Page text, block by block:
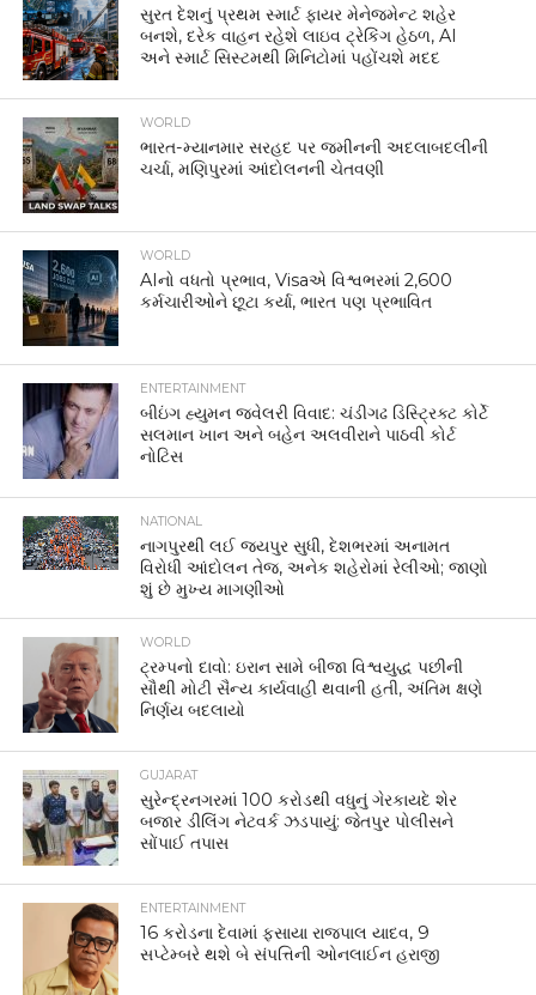
સુરત દેશનું પ્રથમ સ્માર્ટ ફાયર મેનેજમેન્ટ શહેર
બનશે, દરેક વાહન રહેશે લાઇવ ટ્રેકિંગ હેઠળ, AI
અને સ્માર્ટ સિસ્ટમથી મિનિટોમાં પહોંચશે મદદ
WORLD
ભારત-મ્યાનમાર સરહદ પર જમીનની અદલાબદલીની
ચર્ચા, મણિપુરમાં આંદોલનની ચેતવણી
WORLD
AIનો વધતો પ્રભાવ, Visaએ વિશ્વભરમાં 2,600
કર્મચારીઓને છૂટા કર્યા, ભારત પણ પ્રભાવિત
ENTERTAINMENT
બીઇંગ હ્યુમન જ્વેલરી વિવાદ: ચંડીગઢ ડિસ્ટ્રિક્ટ કોર્ટે
સલમાન ખાન અને બહેન અલવીરાને પાઠવી કોર્ટ
નોટિસ
NATIONAL
નાગપુરથી લઈ જયપુર સુધી, દેશભરમાં અનામત
વિરોધી આંદોલન તેજ, અનેક શહેરોમાં રેલીઓ; જાણો
શું છે મુખ્ય માગણીઓ
WORLD
ટ્રમ્પનો દાવો: ઇરાન સામે બીજા વિશ્વયુદ્ધ પછીની
સૌથી મોટી સૈન્ય કાર્યવાહી થવાની હતી, અંતિમ ક્ષણે
નિર્ણય બદલાયો
GUJARAT
સુરેન્દ્રનગરમાં 100 કરોડથી વધુનું ગેરકાયદે શેર
બજાર ડીલિંગ નેટવર્ક ઝડપાયું: જેતપુર પોલીસને
સોંપાઈ તપાસ
ENTERTAINMENT
16 કરોડના દેવામાં ફસાયા રાજપાલ યાદવ, 9
સપ્ટેમ્બરે થશે બે સંપત્તિની ઓનલાઈન હરાજી